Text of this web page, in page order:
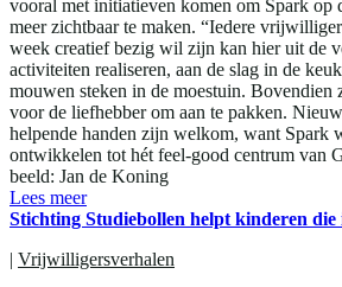
vooral met initiatieven komen om Spark op
meer zichtbaar te maken. “Iedere
week creatief bezig wil zijn kan hier uit de
activiteiten realiseren, aan de slag in de
mouwen steken in de moestuin. Bovendien
voor de liefhebber om aan te pakken.
helpende handen zijn welkom, want Spark
ontwikkelen tot hét feel-good centrum van
beeld: Jan de Koning
Lees meer
Stichting Studiebollen helpt kinderen die
| Vrijwilligersverhalen